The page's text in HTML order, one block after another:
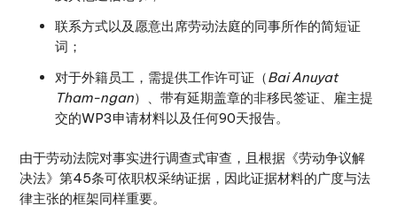
联系方式以及愿意出席劳动法庭的同事所作的简短证
词；
对于外籍员工，需提供工作许可证（Bai Anuyat
Tham-ngan）、带有延期盖章的非移民签证、雇主提
交的WP3申请材料以及任何90天报告。
由于劳动法院对事实进行调查式审查，且根据《劳动争议解
决法》第45条可依职权采纳证据，因此证据材料的广度与法
律主张的框架同样重要。